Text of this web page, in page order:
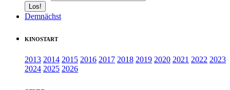
Demnächst
KINOSTART
2013 2014 2015 2016 2017 2018 2019 2020 2021 2022 2023
2024 2025 2026